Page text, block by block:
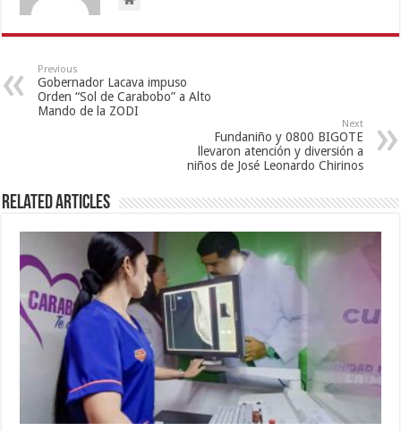
Previous
Gobernador Lacava impuso
Orden “Sol de Carabobo” a Alto
Mando de la ZODI
Next
Fundaniño y 0800 BIGOTE
llevaron atención y diversión a
niños de José Leonardo Chirinos
Related Articles